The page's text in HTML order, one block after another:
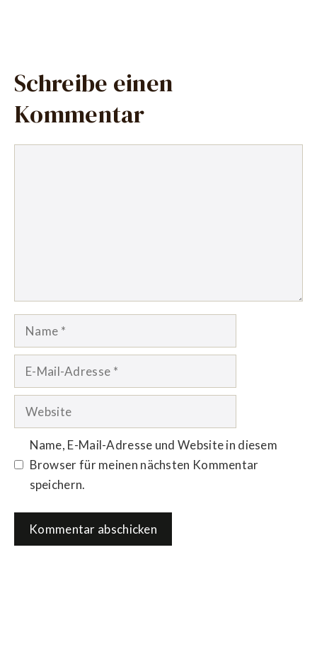
Schreibe einen
Kommentar
Name
Website
Name, E-Mail-Adresse und Website in diesem
Browser für meinen nächsten Kommentar
speichern.